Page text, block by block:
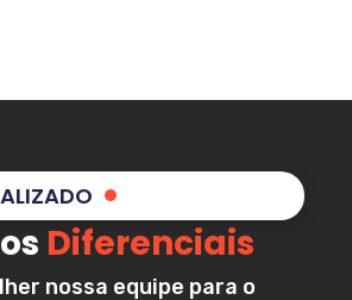
Diferenciais
nossa equipe para o